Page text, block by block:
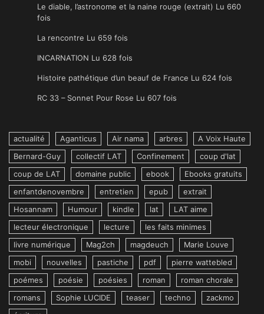
Le diable, l’astronome et la naine rouge (extrait) Lu 660
fois
La rencontre Lu 659 fois
INCARNATION Lu 628 fois
Histoire pathétique d’un beauf de France Lu 624 fois
RC 33 – Sonnet Pour Rose Lu 607 fois
actualité Aganticus Air nama arbres
A Voix Haute
Bernard-Guy
collectif LAT Confinement
coup d'lat
coup de LAT
domaine public ebook
Ebooks gratuits
enfantdenovembre
entretien epub
extrait
Hosannam
Humour kindle lat
LAT aime
lecteur électronique
lecture
les faits minimes
livre numérique
Mag2ch magdeuch
Marie Louve
mobi
nouvelles pastiche pdf
pierre wattebled
poémes
poésie poésies roman
roman chorale
romans
Sophie LUCIDE teaser techno
zackmo